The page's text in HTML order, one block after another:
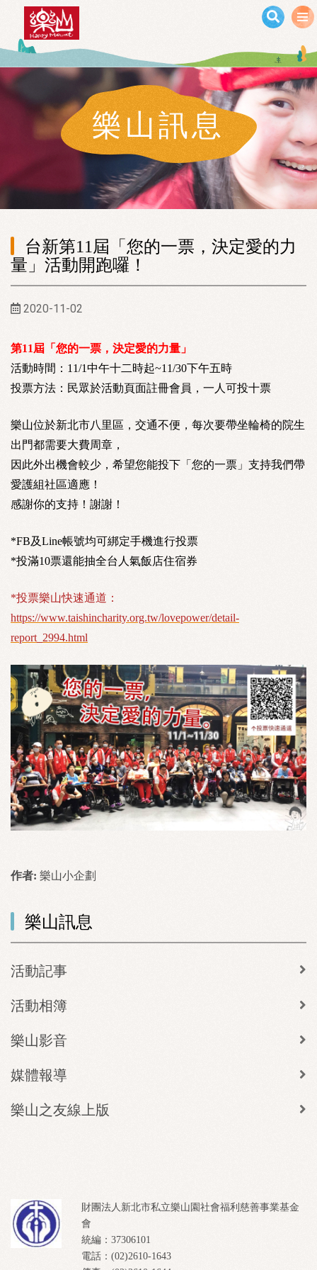
移至主內容
樂山訊息
台新第11屆「您的一票，決定愛的力
量」活動開跑囉！
2020-11-02
第11屆「您的一票，決定愛的力量」
活動時間：11/1中午十二時起~11/30下午五時
投票方法：民眾於活動頁面註冊會員，一人可投十票
樂山位於新北市八里區，交通不便，每次要帶坐輪椅的院生
出門都需要大費周章，
因此外出機會較少，希望您能投下「您的一票」支持我們帶
愛護組社區適應！
感謝你的支持！謝謝！
*FB及Line帳號均可綁定手機進行投票
*投滿10票還能抽全台人氣飯店住宿券
*投票樂山快速通道：
https://www.taishincharity.org.tw/lovepower/detail-
report_2994.html
作者: 樂山小企劃
樂山訊息
活動記事
活動相簿
樂山影音
媒體報導
樂山之友線上版
財團法人新北市私立樂山園社會福利慈善事業基金
會
統編：37306101
電話：(02)2610-1643